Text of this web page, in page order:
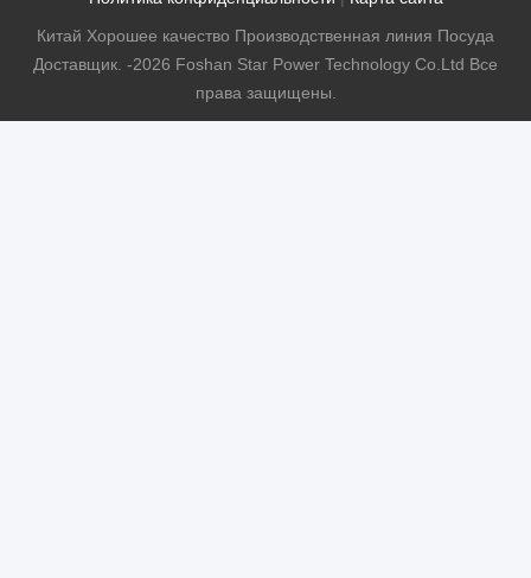
Китай Хорошее качество Производственная линия Посуда
Доставщик. -2026 Foshan Star Power Technology Co.Ltd Все
права защищены.